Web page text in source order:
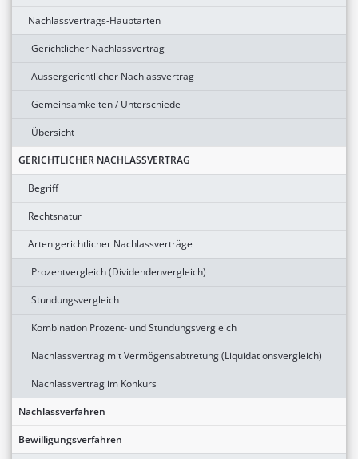
Nachlassvertrags-Hauptarten
Gerichtlicher Nachlassvertrag
Aussergerichtlicher Nachlassvertrag
Gemeinsamkeiten / Unterschiede
Übersicht
GERICHTLICHER NACHLASSVERTRAG
Begriff
Rechtsnatur
Arten gerichtlicher Nachlassverträge
Prozentvergleich (Dividendenvergleich)
Stundungsvergleich
Kombination Prozent- und Stundungsvergleich
Nachlassvertrag mit Vermögensabtretung (Liquidationsvergleich)
Nachlassvertrag im Konkurs
Nachlassverfahren
Bewilligungsverfahren